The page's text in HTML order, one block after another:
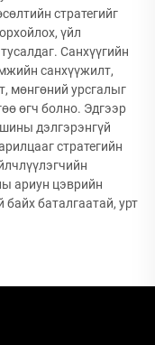
стратегийг
үйл
Санхүүгийн
санхүүжилт,
мөнгөний урсгалыг
өгч болно. Эдгээр
дэлгэрэнгүй
стратегийн
ариун цэврийн
баталгаатай, урт